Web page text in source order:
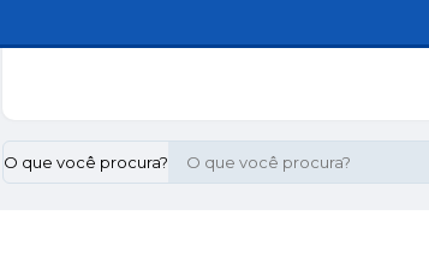
O que você procura?